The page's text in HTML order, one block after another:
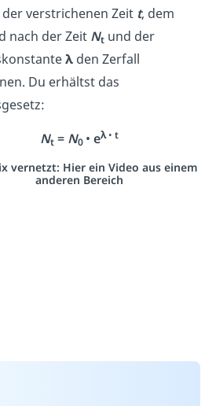
verstrichenen Zeit t, dem
nach der Zeit Nt und der
λ den Zerfall
Du erhältst das
Nt= N0 • eλ• t
vernetzt: Hier ein Video aus einem
anderen Bereich